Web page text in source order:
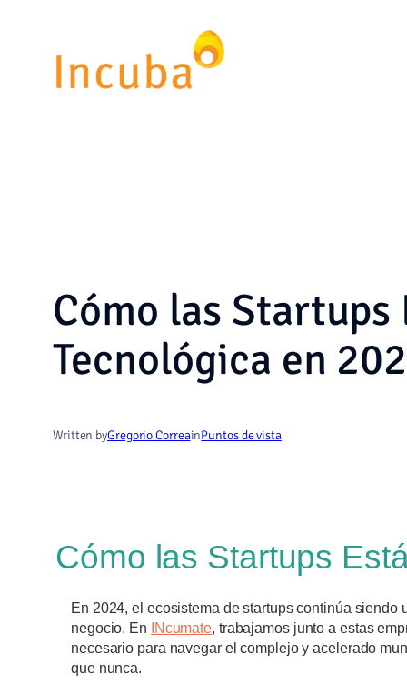
contenido
Cómo las
Tecnológica en
Written byGregorio CorreainPuntos de vista
Cómo las Startups
En 2024, el ecosistema de startups continúa
negocio. En
INcumate, trabajamos junto a estas
necesario para navegar el complejo y acelerado
que nunca.